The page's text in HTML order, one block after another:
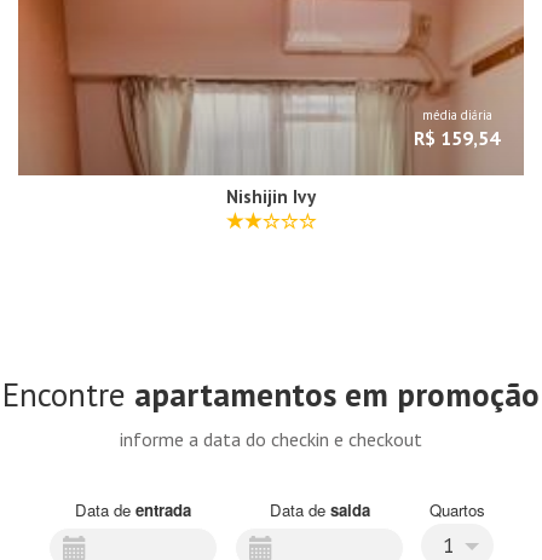
média diária
R$ 159,54
Nishijin Ivy
Encontre apartamentos em promoção
informe a data do checkin e checkout
Data de entrada Data de saida Quartos
1